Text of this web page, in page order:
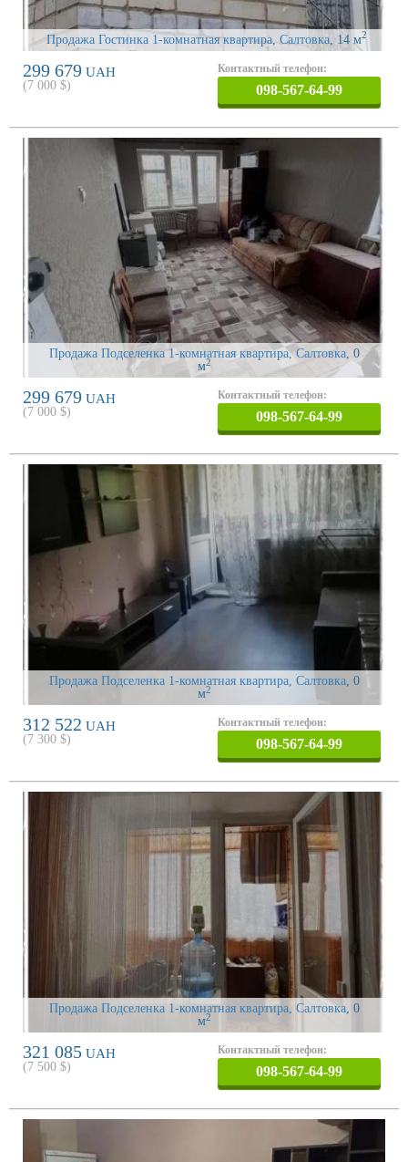
Продажа Гостинка 1-комнатная квартира, Салтовка , 14 м2
299 679 UAH
(7 000 $)
Контактный телефон:
098-567-64-99
Продажа Подселенка 1-комнатная квартира, Салтовка, 0
м2
299 679 UAH
(7 000 $)
Контактный телефон:
098-567-64-99
Продажа Подселенка 1-комнатная квартира, Салтовка, 0
м2
312 522 UAH
(7 300 $)
Контактный телефон:
098-567-64-99
Продажа Подселенка 1-комнатная квартира, Салтовка, 0
м2
321 085 UAH
(7 500 $)
Контактный телефон:
098-567-64-99